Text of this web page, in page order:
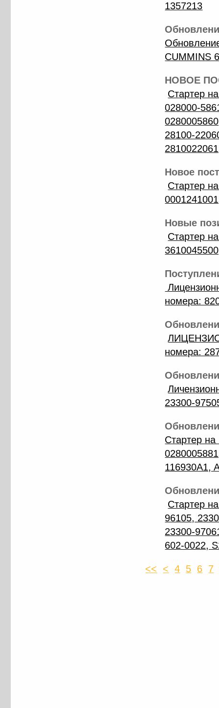
1357213
CUMMINS
НОВОЕ
Стартер
028000-
28100-
Новое
Стартер
Новые
Стартер
номера:
номера:
23300-
Стартер
116930A1,
Стартер
96105,
23300-
602-0022,
<< < 4 5 6 7